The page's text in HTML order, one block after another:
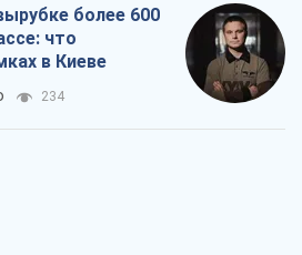
более 600
что
в Киеве
234